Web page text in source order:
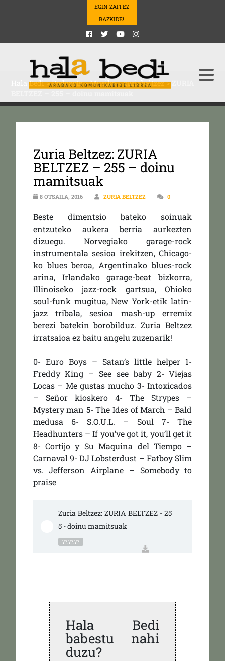
EGIN ZAITEZ
BAZKIDE!
Hala Bedi>Podcasts>Musika>zuriabeltzez>
Zuria Beltzez: ZURIA
BELTZEZ – 255 – doinu
mamitsuak
8 OTSAILA, 2016 ZURIA BELTZEZ 0
Beste dimentsio bateko soinuak
entzuteko aukera berria aurkezten
dizuegu. Norvegiako garage-rock
instrumentala sesioa irekitzen, Chicago-
ko blues beroa, Argentinako blues-rock
arina, Irlandako garage-beat bizkorra,
Illinoiseko jazz-rock gartsua, Ohioko
soul-funk mugitua, New York-etik latin-
jazz tribala, sesioa mash-up erremix
berezi batekin borobilduz. Zuria Beltzez
irratsaioa ez baitu angelu zuzenarik!
0- Euro Boys – Satan’s little helper 1-
Freddy King – See see baby 2- Viejas
Locas – Me gustas mucho 3- Intoxicados
– Señor kioskero 4- The Strypes –
Mystery man 5- The Ides of March – Bald
medusa 6- S.O.U.L. – Soul 7- The
Headhunters – If you’ve got it, you’ll get it
8- Cortijo y Su Maquina del Tiempo –
Carnaval 9- DJ Lobsterdust – Fatboy Slim
vs. Jefferson Airplane – Somebody to
praise
Zuria Beltzez: ZURIA BELTZEZ - 25
5 - doinu mamitsuak
??:??:??
Hala Bedi
babestu nahi
duzu?